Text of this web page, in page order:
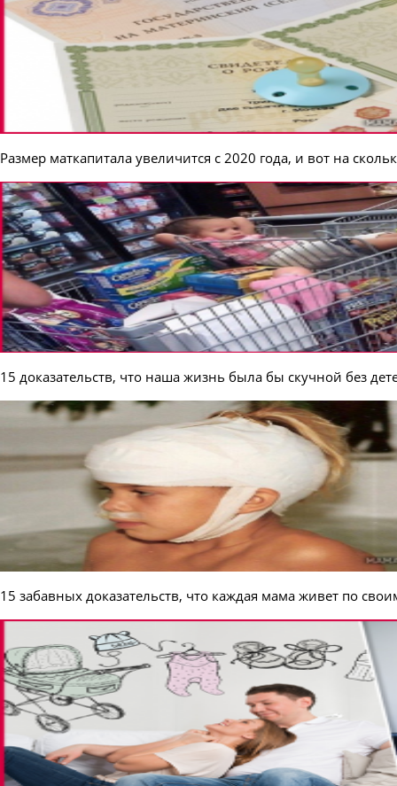
Размер маткапитала увеличится с 2020 года, и вот на
15 доказательств, что наша жизнь была бы скучной без
15 забавных доказательств, что каждая мама живет по